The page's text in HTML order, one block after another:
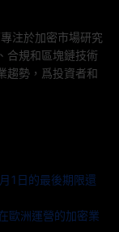
注於加密市場研究
合規和區塊鏈技術
趨勢，爲投資者和
1日的最後期限還
歐洲運營的加密業